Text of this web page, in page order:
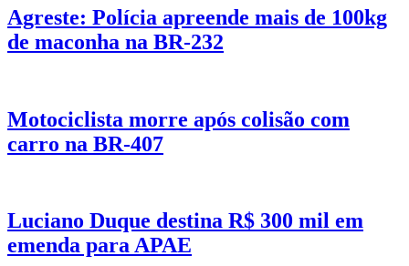
Agreste: Polícia apreende mais de 100kg
de maconha na BR-232
Motociclista morre após colisão com
carro na BR-407
Luciano Duque destina R$ 300 mil em
emenda para APAE